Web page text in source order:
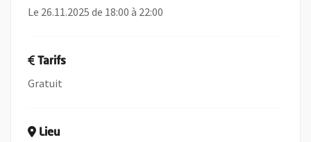
Le 26.11.2025 de 18:00 à 22:00
Tarifs
Gratuit
Lieu